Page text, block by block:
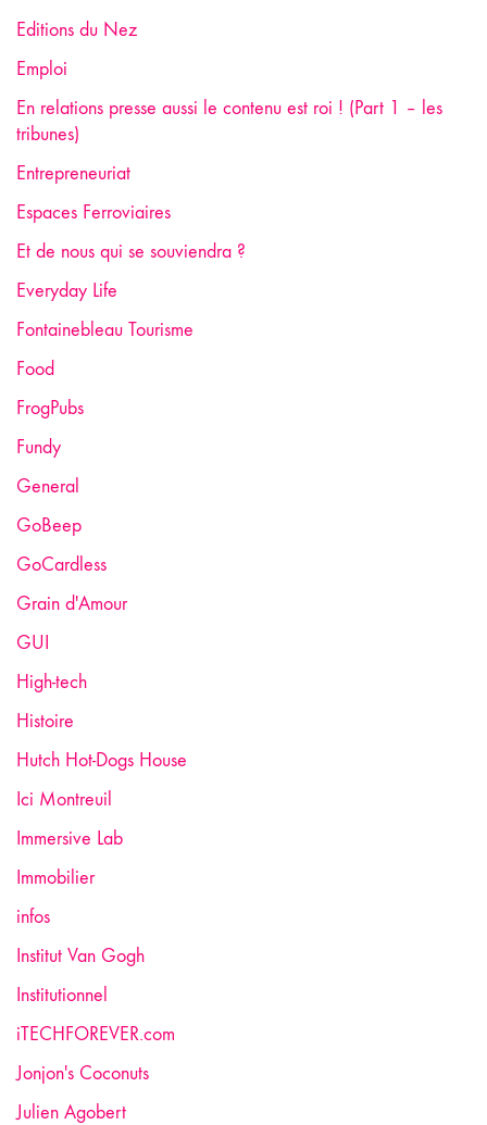
Editions du Nez
Emploi
En relations presse aussi le contenu est roi ! (Part 1 – les
tribunes)
Entrepreneuriat
Espaces Ferroviaires
Et de nous qui se souviendra ?
Everyday Life
Fontainebleau Tourisme
Food
FrogPubs
Fundy
General
GoBeep
GoCardless
Grain d'Amour
GUI
High-tech
Histoire
Hutch Hot-Dogs House
Ici Montreuil
Immersive Lab
Immobilier
infos
Institut Van Gogh
Institutionnel
iTECHFOREVER.com
Jonjon's Coconuts
Julien Agobert